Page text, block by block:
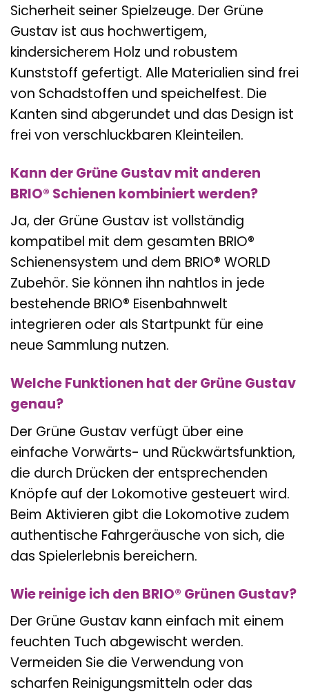
Sicherheit seiner Spielzeuge. Der Grüne
Gustav ist aus hochwertigem,
kindersicherem Holz und robustem
Kunststoff gefertigt. Alle Materialien sind frei
von Schadstoffen und speichelfest. Die
Kanten sind abgerundet und das Design ist
frei von verschluckbaren Kleinteilen.
Kann der Grüne Gustav mit anderen
BRIO® Schienen kombiniert werden?
Ja, der Grüne Gustav ist vollständig
kompatibel mit dem gesamten BRIO®
Schienensystem und dem BRIO® WORLD
Zubehör. Sie können ihn nahtlos in jede
bestehende BRIO® Eisenbahnwelt
integrieren oder als Startpunkt für eine
neue Sammlung nutzen.
Welche Funktionen hat der Grüne Gustav
genau?
Der Grüne Gustav verfügt über eine
einfache Vorwärts- und Rückwärtsfunktion,
die durch Drücken der entsprechenden
Knöpfe auf der Lokomotive gesteuert wird.
Beim Aktivieren gibt die Lokomotive zudem
authentische Fahrgeräusche von sich, die
das Spielerlebnis bereichern.
Wie reinige ich den BRIO® Grünen Gustav?
Der Grüne Gustav kann einfach mit einem
feuchten Tuch abgewischt werden.
Vermeiden Sie die Verwendung von
scharfen Reinigungsmitteln oder das